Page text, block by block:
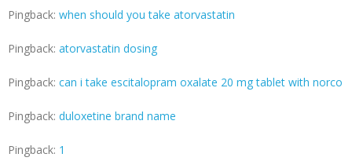
Pingback: when should you take atorvastatin
Pingback: atorvastatin dosing
Pingback: can i take escitalopram oxalate 20 mg tablet with norco
Pingback: duloxetine brand name
Pingback: 1